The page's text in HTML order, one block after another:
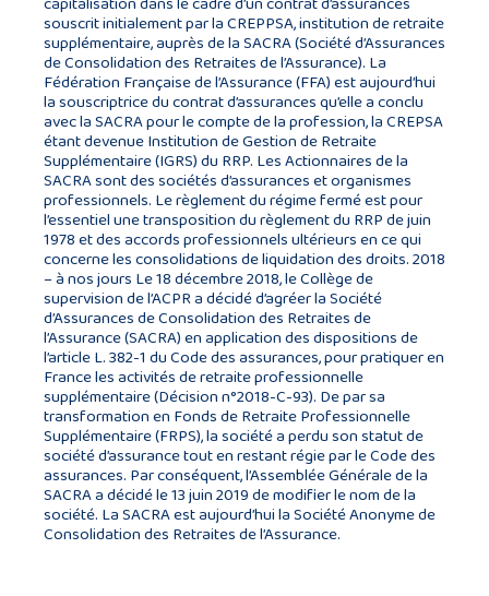
souscrit initialement par la CREPPSA, institution de retraite
supplémentaire, auprès de la SACRA (Société d’Assurances
de Consolidation des Retraites de l’Assurance). La
Fédération Française de l’Assurance (FFA) est aujourd’hui
la souscriptrice du contrat d’assurances qu’elle a conclu
avec la SACRA pour le compte de la profession, la CREPSA
étant devenue Institution de Gestion de Retraite
Supplémentaire (IGRS) du RRP. Les Actionnaires de la
SACRA sont des sociétés d’assurances et organismes
professionnels. Le règlement du régime fermé est pour
l’essentiel une transposition du règlement du RRP de juin
1978 et des accords professionnels ultérieurs en ce qui
concerne les consolidations de liquidation des droits. 2018
– à nos jours Le 18 décembre 2018, le Collège de
supervision de l’ACPR a décidé d’agréer la Société
d’Assurances de Consolidation des Retraites de
l’Assurance (SACRA) en application des dispositions de
l’article L. 382-1 du Code des assurances, pour pratiquer en
France les activités de retraite professionnelle
supplémentaire (Décision n°2018-C-93). De par sa
transformation en Fonds de Retraite Professionnelle
Supplémentaire (FRPS), la société a perdu son statut de
société d’assurance tout en restant régie par le Code des
assurances. Par conséquent, l’Assemblée Générale de la
SACRA a décidé le 13 juin 2019 de modifier le nom de la
société. La SACRA est aujourd’hui la Société Anonyme de
Consolidation des Retraites de l’Assurance.